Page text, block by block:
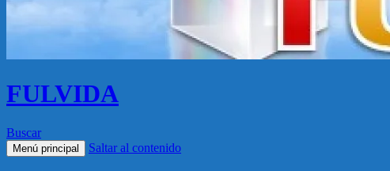
FULVIDA
Buscar
Menú principal Saltar al contenido